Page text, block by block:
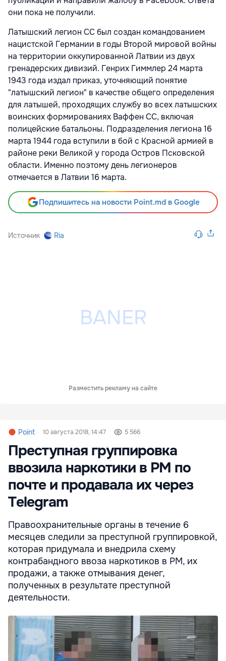
они пока не получили.
Латышский легион СС был создан командованием
нацистской Германии в годы Второй мировой войны
на территории оккупированной Латвии из двух
гренадерских дивизий. Генрих Гиммлер 24 марта
1943 года издал приказ, уточняющий понятие
"латышский легион" в качестве общего определения
для латышей, проходящих службу во всех латышских
воинских формированиях Ваффен СС, включая
полицейские батальоны. Подразделения легиона 16
марта 1944 года вступили в бой с Красной армией в
районе реки Великой у города Остров Псковской
области. Именно поэтому день легионеров
отмечается в Латвии 16 марта.
Подпишитесь на новости Point.md в Google
Источник Ria
Разместить рекламу на сайте
Point 10 августа 2018, 14:47 5 566
Преступная группировка
ввозила наркотики в РМ по
почте и продавала их через
Telegram
Правоохранительные органы в течение 6
месяцев следили за преступной группировкой,
которая придумала и внедрила схему
контрабандного ввоза наркотиков в РМ, их
продажи, а также отмывания денег,
полученных в результате преступной
деятельности.